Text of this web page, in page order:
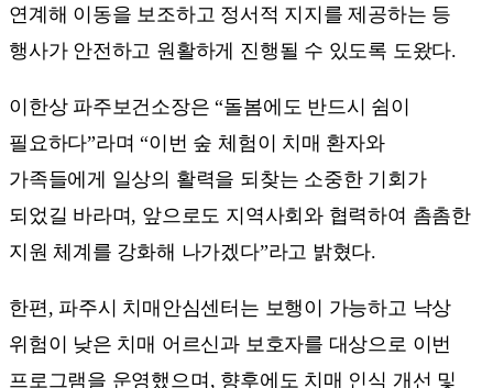
연계해 이동을 보조하고 정서적 지지를 제공하는 등
행사가 안전하고 원활하게 진행될 수 있도록 도왔다.
이한상 파주보건소장은 “돌봄에도 반드시 쉼이
필요하다”라며 “이번 숲 체험이 치매 환자와
가족들에게 일상의 활력을 되찾는 소중한 기회가
되었길 바라며, 앞으로도 지역사회와 협력하여 촘촘한
지원 체계를 강화해 나가겠다”라고 밝혔다.
한편, 파주시 치매안심센터는 보행이 가능하고 낙상
위험이 낮은 치매 어르신과 보호자를 대상으로 이번
프로그램을 운영했으며, 향후에도 치매 인식 개선 및